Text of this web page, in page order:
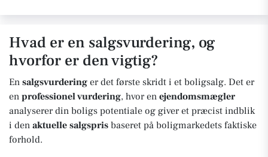
Hvad er en salgsvurdering, og
hvorfor er den vigtig?
En salgsvurdering er det første skridt i et boligsalg. Det er
en professionel vurdering, hvor en ejendomsmægler
analyserer din boligs potentiale og giver et præcist indblik
i den aktuelle salgspris baseret på boligmarkedets faktiske
forhold.